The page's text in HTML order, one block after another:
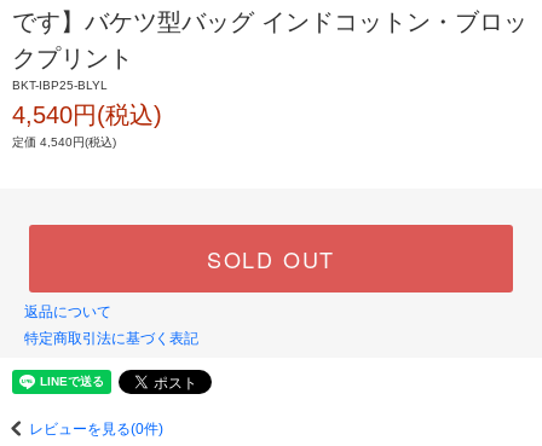
です】バケツ型バッグ インドコットン・ブロッ
クプリント
BKT-IBP25-BLYL
4,540円(税込)
定価 4,540円(税込)
SOLD OUT
返品について
特定商取引法に基づく表記
レビューを見る(0件)